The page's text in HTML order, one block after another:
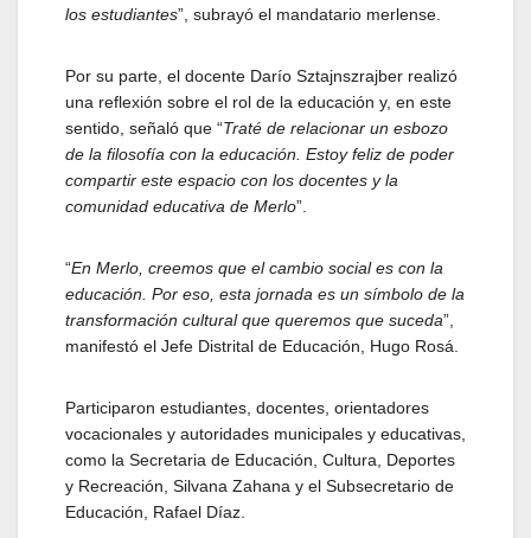
los estudiantes”, subrayó el mandatario merlense.
Por su parte, el docente Darío Sztajnszrajber realizó
una reflexión sobre el rol de la educación y, en este
sentido, señaló que “Traté de relacionar un esbozo
de la filosofía con la educación. Estoy feliz de poder
compartir este espacio con los docentes y la
comunidad educativa de Merlo”.
“En Merlo, creemos que el cambio social es con la
educación. Por eso, esta jornada es un símbolo de la
transformación cultural que queremos que suceda”,
manifestó el Jefe Distrital de Educación, Hugo Rosá.
Participaron estudiantes, docentes, orientadores
vocacionales y autoridades municipales y educativas,
como la Secretaria de Educación, Cultura, Deportes
y Recreación, Silvana Zahana y el Subsecretario de
Educación, Rafael Díaz.